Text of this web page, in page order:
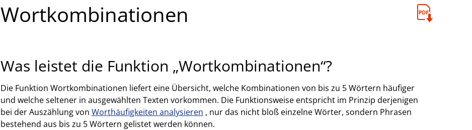
Wortkombinationen
Was leistet die Funktion „Wortkombinationen“?
Die Funktion Wortkombinationen liefert eine Übersicht, welche Kombinationen von bis zu 5 Wörtern häufiger
und welche seltener in ausgewählten Texten vorkommen. Die Funktionsweise entspricht im Prinzip derjenigen
bei der Auszählung von Worthäufigkeiten analysieren , nur das nicht bloß einzelne Wörter, sondern Phrasen
bestehend aus bis zu 5 Wörtern gelistet werden können.